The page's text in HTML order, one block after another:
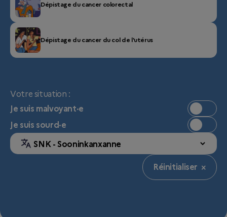
Dépistage du cancer colorectal
Dépistage du cancer du col de l'utérus
Votre situation :
Je suis malvoyant·e
Je suis sourd·e
Réinitialiser ×